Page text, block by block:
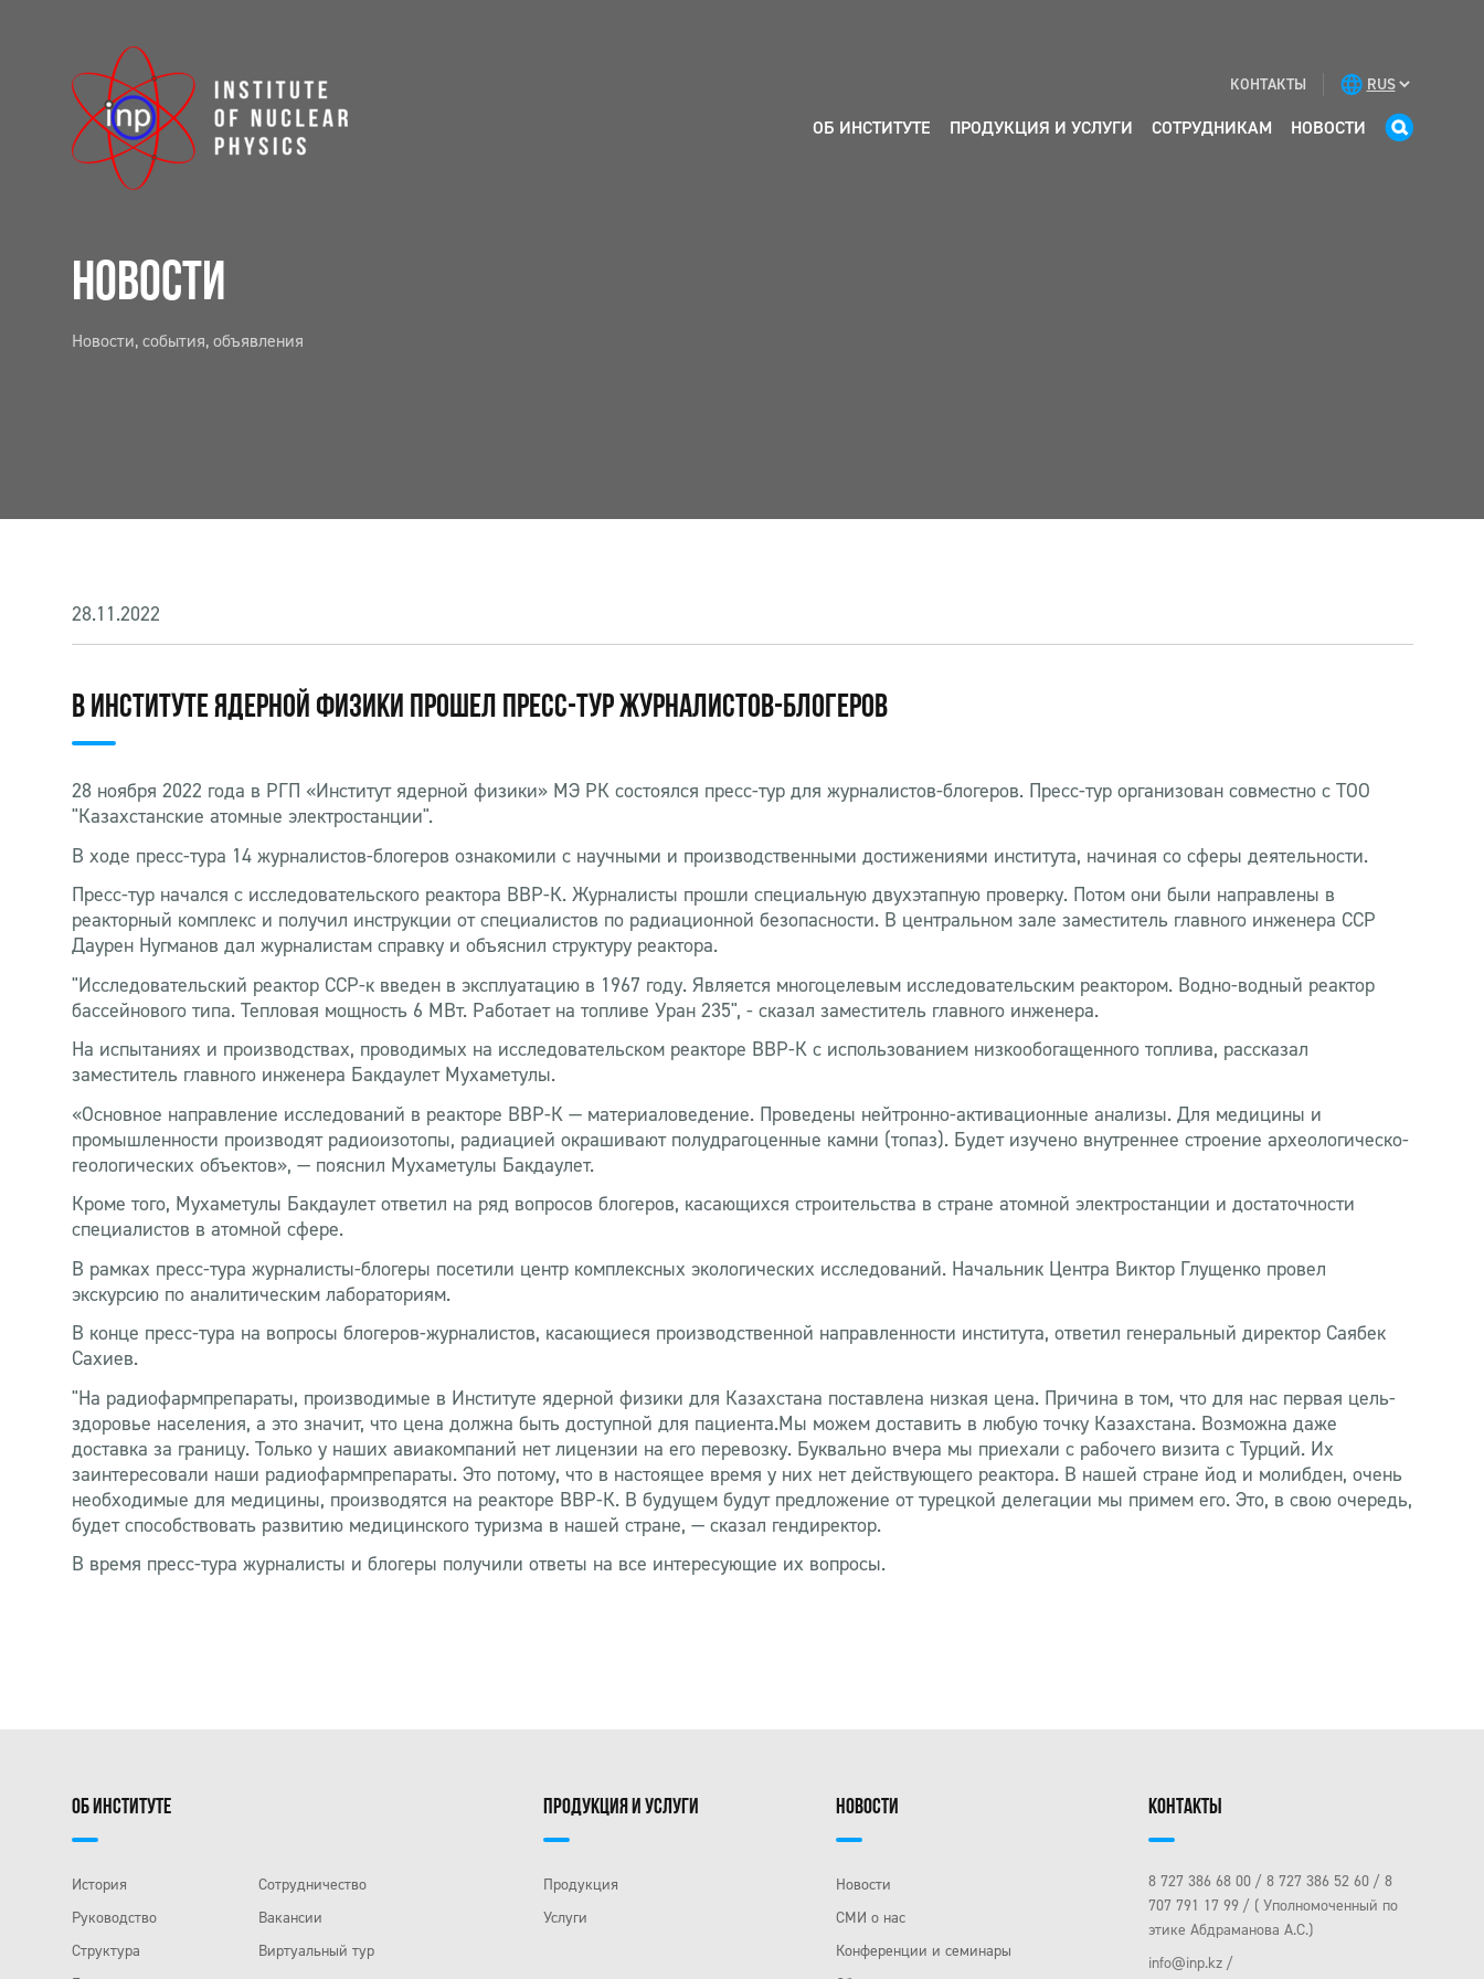
КОНТАКТЫ
ОБ ИНСТИТУТЕ ПРОДУКЦИЯ И УСЛУГИ СОТРУДНИКАМ НОВОСТИ
НОВОСТИ
Новости, события, объявления
28.11.2022
В ИНСТИТУТЕ ЯДЕРНОЙ ФИЗИКИ ПРОШЕЛ ПРЕСС-ТУР ЖУРНАЛИСТОВ-БЛОГЕРОВ
28 ноября 2022 года в РГП «Институт ядерной физики» МЭ РК состоялся пресс-тур для журналистов-блогеров. Пресс-тур организован совместно с ТОО
"Казахстанские атомные электростанции".
В ходе пресс-тура 14 журналистов-блогеров ознакомили с научными и производственными достижениями института, начиная со сферы деятельности.
Пресс-тур начался с исследовательского реактора ВВР-К. Журналисты прошли специальную двухэтапную проверку. Потом они были направлены в
реакторный комплекс и получил инструкции от специалистов по радиационной безопасности. В центральном зале заместитель главного инженера ССР
Даурен Нугманов дал журналистам справку и объяснил структуру реактора.
"Исследовательский реактор ССР-к введен в эксплуатацию в 1967 году. Является многоцелевым исследовательским реактором. Водно-водный реактор
бассейнового типа. Тепловая мощность 6 МВт. Работает на топливе Уран 235", - сказал заместитель главного инженера.
На испытаниях и производствах, проводимых на исследовательском реакторе ВВР-К с использованием низкообогащенного топлива, рассказал
заместитель главного инженера Бакдаулет Мухаметулы.
«Основное направление исследований в реакторе ВВР-К — материаловедение. Проведены нейтронно-активационные анализы. Для медицины и
промышленности производят радиоизотопы, радиацией окрашивают полудрагоценные камни (топаз). Будет изучено внутреннее строение археологическо-
геологических объектов», — пояснил Мухаметулы Бакдаулет.
Кроме того, Мухаметулы Бакдаулет ответил на ряд вопросов блогеров, касающихся строительства в стране атомной электростанции и достаточности
специалистов в атомной сфере.
В рамках пресс-тура журналисты-блогеры посетили центр комплексных экологических исследований. Начальник Центра Виктор Глущенко провел
экскурсию по аналитическим лабораториям.
В конце пресс-тура на вопросы блогеров-журналистов, касающиеся производственной направленности института, ответил генеральный директор Саябек
Сахиев.
"На радиофармпрепараты, производимые в Институте ядерной физики для Казахстана поставлена низкая цена. Причина в том, что для нас первая цель-
здоровье населения, а это значит, что цена должна быть доступной для пациента.Мы можем доставить в любую точку Казахстана. Возможна даже
доставка за границу. Только у наших авиакомпаний нет лицензии на его перевозку. Буквально вчера мы приехали с рабочего визита с Турций. Их
заинтересовали наши радиофармпрепараты. Это потому, что в настоящее время у них нет действующего реактора. В нашей стране йод и молибден, очень
необходимые для медицины, производятся на реакторе ВВР-К. В будущем будут предложение от турецкой делегации мы примем его. Это, в свою очередь,
будет способствовать развитию медицинского туризма в нашей стране, — сказал гендиректор.
В время пресс-тура журналисты и блогеры получили ответы на все интересующие их вопросы.
ОБ ИНСТИТУТЕ
История
Руководство
Структура
Сотрудничество
Вакансии
Виртуальный тур
ПРОДУКЦИЯ И УСЛУГИ
Продукция
Услуги
НОВОСТИ
Новости
СМИ о нас
Конференции и семинары
КОНТАКТЫ
8 727 386 68 00 8 727 386 52 60
8
707 791 17 99
( Уполномоченный по
этике Абдраманова А.С.)
info@inp.kz